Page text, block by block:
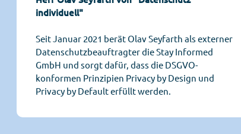
individuell"
Seit Januar 2021 berät Olav Seyfarth als externer
Datenschutzbeauftragter die Stay Informed
GmbH und sorgt dafür, dass die DSGVO-
konformen Prinzipien Privacy by Design und
Privacy by Default erfüllt werden.